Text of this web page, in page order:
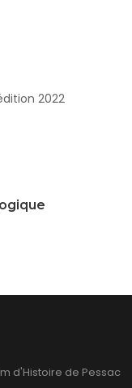
d'Histoire de Pessac